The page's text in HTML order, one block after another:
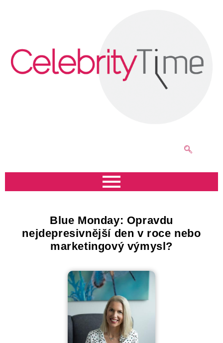
Blue Monday: Opravdu
nejdepresivnější den v roce nebo
marketingový výmysl?